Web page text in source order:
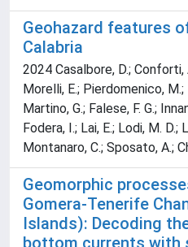
Geohazard features
Calabria
2024 Casalbore, D.; Conforti,
Morelli, E.; Pierdomenico,
Martino, G.; Falese, F. G.;
Fodera, I.; Lai, E.; Lodi, M. D.;
Montanaro, C.; Sposato, A.;
Geomorphic
Gomera-Tenerife
Islands): Decoding